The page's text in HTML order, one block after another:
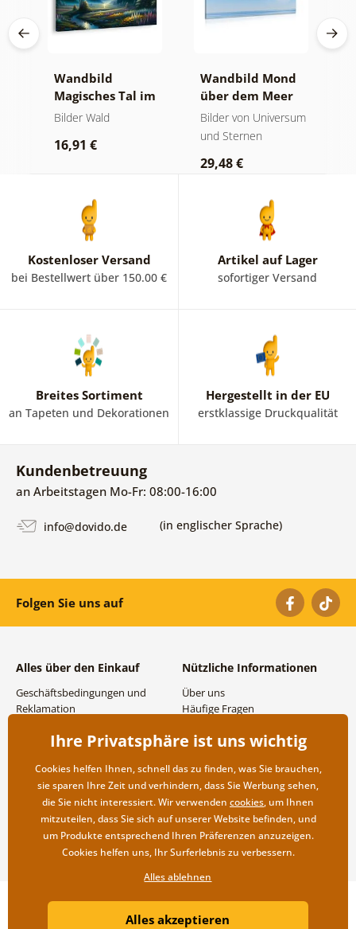
Wandbild
Magisches Tal im
Mondschein
Bilder Wald
16,91 €
Wandbild Mond
über dem Meer
Bilder von Universum
und Sternen
29,48 €
Kostenloser Versand
bei Bestellwert über 150.00 €
Artikel auf Lager
sofortiger Versand
Breites Sortiment
an Tapeten und Dekorationen
Hergestellt in der EU
erstklassige Druckqualität
Kundenbetreuung
an Arbeitstagen Mo-Fr: 08:00-16:00
info@dovido.de (in englischer Sprache)
Folgen Sie uns auf
Alles über den Einkauf
Geschäftsbedingungen und
Reklamation
Versand- und
Rücksendung der Ware
Nützliche Informationen
Über uns
Häufige Fragen
Großhandel und
Copyright ©2019 © Dovido.de.
Litvanyi.sk| Online-Shop erstellt von
Ihre Privatsphäre ist uns wichtig
Cookies helfen Ihnen, schnell das zu finden, was Sie brauchen,
sie sparen Ihre Zeit und verhindern, dass Sie Werbung sehen,
die Sie nicht interessiert. Wir verwenden cookies, um Ihnen
mitzuteilen, dass Sie sich auf unserer Website befinden, und
um Produkte entsprechend Ihren Präferenzen anzuzeigen.
Cookies helfen uns, Ihr Surferlebnis zu verbessern.
Alles ablehnen
Alles akzeptieren